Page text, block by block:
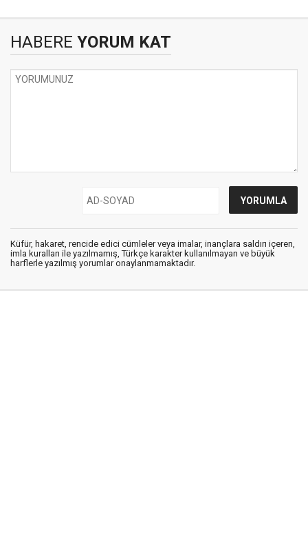
HABERE YORUM KAT
Küfür, hakaret, rencide edici cümleler veya imalar, inançlara saldırı içeren,
imla kuralları ile yazılmamış, Türkçe karakter kullanılmayan ve büyük
harflerle yazılmış yorumlar onaylanmamaktadır.